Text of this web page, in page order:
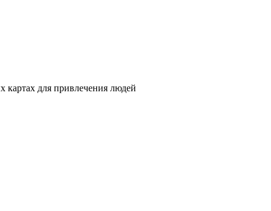
картах для привлечения людей